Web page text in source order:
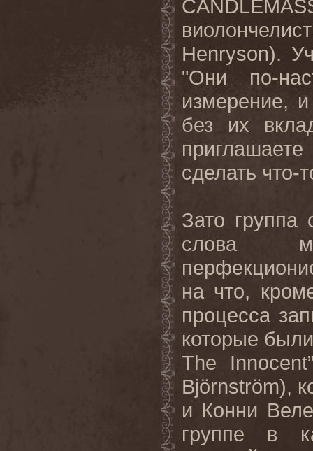
Henryson).
"Они по-
измерение,
без их
сделать что-
Зато группа
слова
на что,
процесса
которые
The
Björnström),
и Конни
группе в